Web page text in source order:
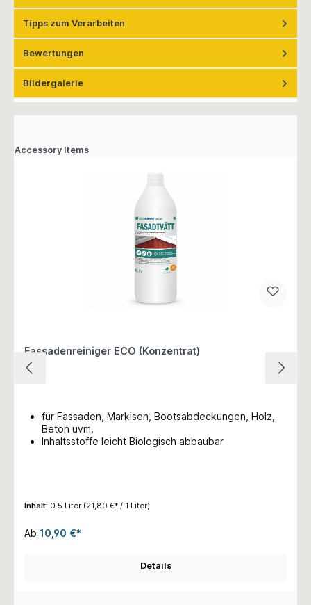
Tipps zum Verarbeiten
Bewertungen
Bildergalerie
Accessory Items
Fassadenreiniger ECO (Konzentrat)
für Fassaden, Markisen, Bootsabdeckungen, Holz,
Beton uvm.
Inhaltsstoffe leicht Biologisch abbaubar
Inhalt: 0.5 Liter (21,80 €* / 1 Liter)
Ab 10,90 €*
Details